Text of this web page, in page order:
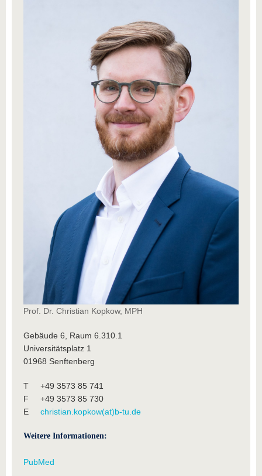
Prof. Dr. Christian Kopkow, MPH
Gebäude 6, Raum 6.310.1
Universitätsplatz 1
01968 Senftenberg
T +49 3573 85 741
F +49 3573 85 730
E christian.kopkow(at)b-tu.de
Weitere Informationen:
PubMed